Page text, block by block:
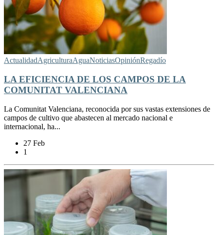
ActualidadAgriculturaAguaNoticiasOpiniónRegadío
LA EFICIENCIA DE LOS CAMPOS DE LA
COMUNITAT VALENCIANA
La Comunitat Valenciana, reconocida por sus vastas extensiones de
campos de cultivo que abastecen al mercado nacional e
internacional, ha...
27 Feb
1